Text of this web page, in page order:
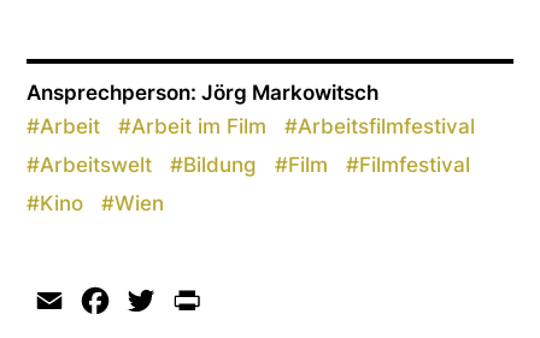
Ansprechperson: Jörg Markowitsch
#Arbeit #Arbeit im Film #Arbeitsfilmfestival
#Arbeitswelt #Bildung #Film #Filmfestival
#Kino #Wien
Email Facebook
Twitter